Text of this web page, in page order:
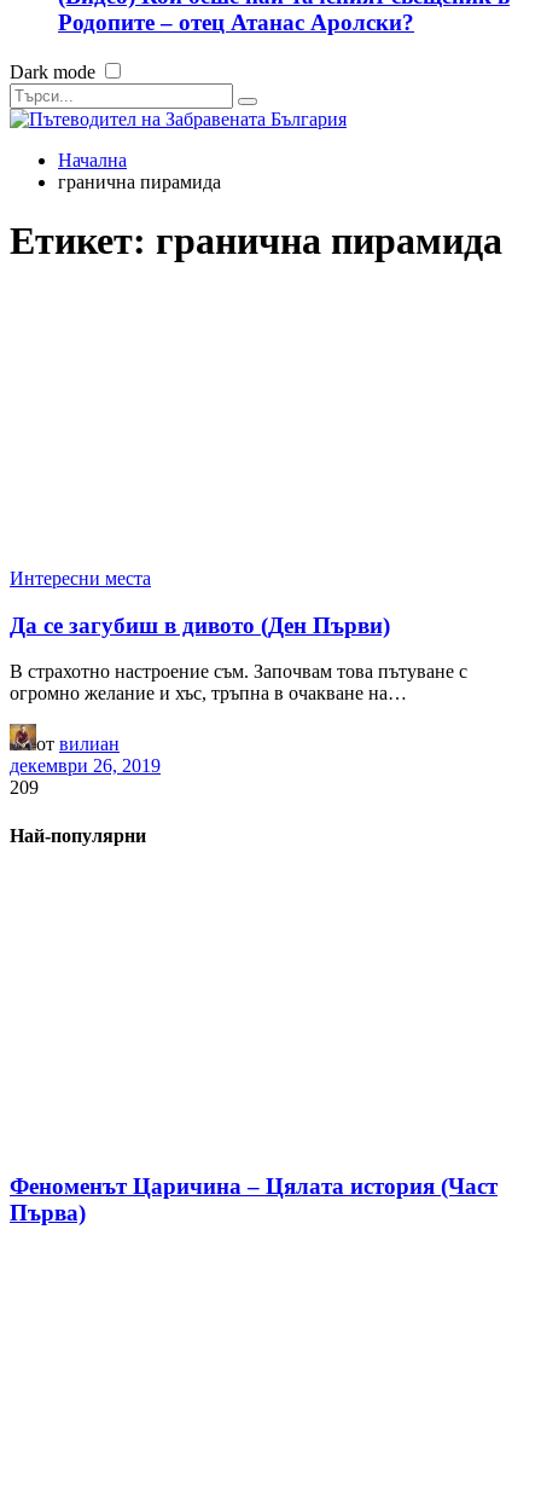
Родопите – отец Атанас Аролски?
Dark mode
Начална
гранична пирамида
Етикет: гранична пирамида
Интересни места
Да се загубиш в дивото (Ден Първи)
В страхотно настроение съм. Започвам това пътуване с
огромно желание и хъс, тръпна в очакване на…
от вилиан
декември 26, 2019
209
Най-популярни
Феноменът Царичина – Цялата история (Част
Първа)